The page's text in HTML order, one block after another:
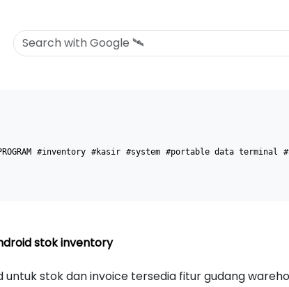
#inventory #kasir #system #portable data terminal
stok inventory
untuk stok dan invoice tersedia fitur gudang